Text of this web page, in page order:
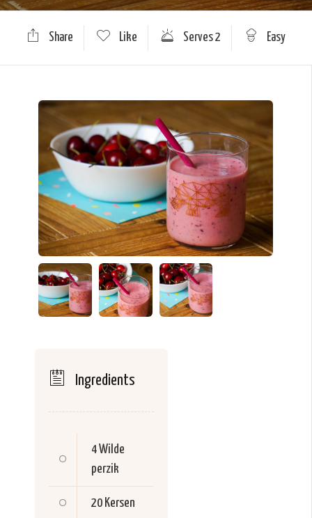
Share Like Serves 2 Easy
Ingredients
4Wilde
perzik
20 Kersen